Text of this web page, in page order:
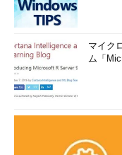
マイク
ム「